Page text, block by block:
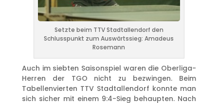
Setzte beim TTV Stadtallendorf den
Schlusspunkt zum Auswärtssieg: Amadeus
Rosemann
Auch im siebten Saisonspiel waren die Oberliga-
Herren der TGO nicht zu bezwingen. Beim
Tabellenvierten TTV Stadtallendorf konnte man
sich sicher mit einem 9:4-Sieg behaupten. Nach